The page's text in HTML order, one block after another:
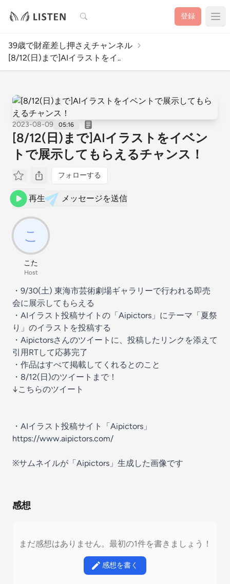
検索 登録
39歳で財産差し押さえチャンネル
[8/12(日)まで]AIイラストをイ..
2023-08-09 05:16
[8/12(日)まで]AIイラストをイベン
トで展示してもらえるチャンス！
フォローする
再生 メッセージを送信
こた
Host
・9/30(土) 東海市芸術劇場ギャラリーで行われる即売
会に展示してもらえる
・AIイラスト投稿サイトの「Aipictors」にテーマ「夏祭
り」のイラストを投稿する
・Aipictorsさんのツイートに、投稿したリンクを添えて
引用RTして応募完了
・作品はすべて掲載してくれるとのこと
・8/12(日)のツイートまで！
↓こちらのツイート
・AIイラスト投稿サイト「Aipictors」
https://www.aipictors.com/
※サムネイルが「Aipictors」生成した画像です
感想
まだ感想はありません。最初の1件を書きましょう！
感想を書く